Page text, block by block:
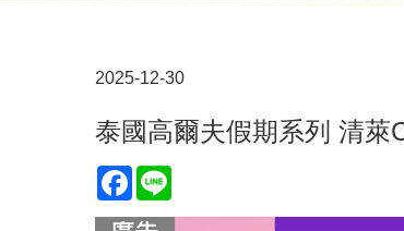
2025-12-30
泰國高爾夫假期系列 清萊
Facebook